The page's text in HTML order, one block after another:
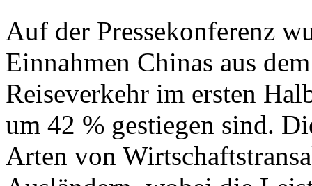
Auf der Pressekonferenz
Einnahmen Chinas aus
Reiseverkehr im ersten
um 42 % gestiegen sind.
Arten von